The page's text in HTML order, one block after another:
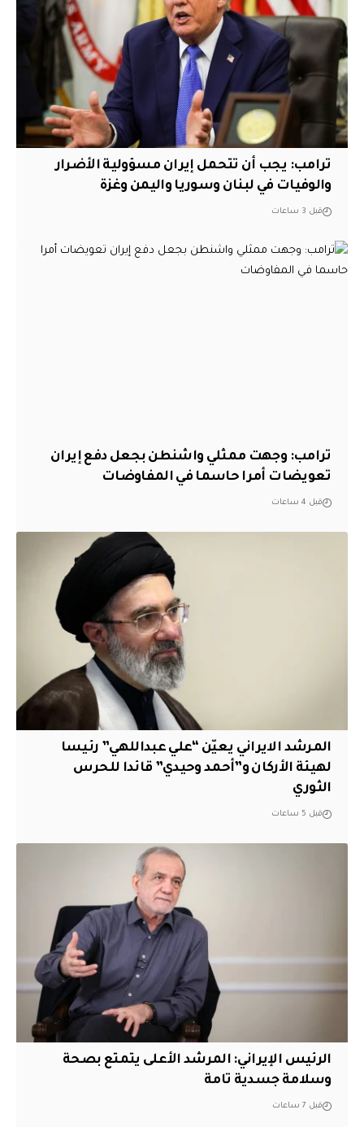
ترامب: يجب أن تتحمل إيران مسؤولية الأضرار
والوفيات في لبنان وسوريا واليمن وغزة
قبل 3 ساعات
‏ترامب: وجهت ممثلي واشنطن بجعل دفع إيران
تعويضات أمرا حاسما في المفاوضات
قبل 4 ساعات
المرشد الايراني يعيّن “علي عبداللهي” رئيسا
لهيئة الأركان و”أحمد وحيدي” قائدا للحرس
الثوري
قبل 5 ساعات
الرئيس الإيراني: المرشد الأعلى يتمتع بصحة
وسلامة جسدية تامة
قبل 7 ساعات